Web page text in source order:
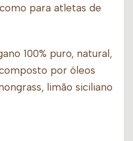
para atletas de
100% puro, natural,
por óleos
limão siciliano